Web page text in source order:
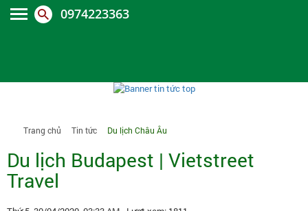
0974223363
Trang chủ Tin tức Du lịch Châu Âu
Du lịch Budapest | Vietstreet
Travel